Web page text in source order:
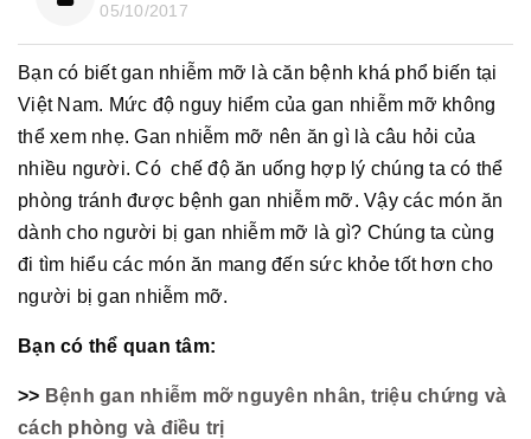
05/10/2017
Bạn có biết gan nhiễm mỡ là căn bệnh khá phổ biến tại
Việt Nam. Mức độ nguy hiểm của gan nhiễm mỡ không
thể xem nhẹ. Gan nhiễm mỡ nên ăn gì là câu hỏi của
nhiều người. Có chế độ ăn uống hợp lý chúng ta có thể
phòng tránh được bệnh gan nhiễm mỡ. Vậy các món ăn
dành cho người bị gan nhiễm mỡ là gì? Chúng ta cùng
đi tìm hiểu các món ăn mang đến sức khỏe tốt hơn cho
người bị gan nhiễm mỡ.
Bạn có thể quan tâm:
>> Bệnh gan nhiễm mỡ nguyên nhân, triệu chứng và
cách phòng và điều trị